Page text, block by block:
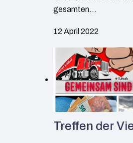
gesamten…
12 April 2022
Treffen der